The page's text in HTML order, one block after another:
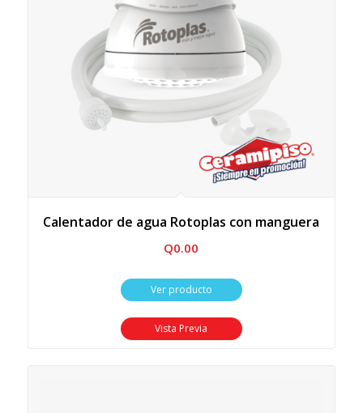
Calentador de agua Rotoplas con manguera
Q0.00
Ver producto
Vista Previa